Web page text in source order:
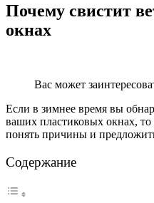
Почему свистит
окнах
Вас может
Если в зимнее время вы
ваших пластиковых окнах,
понять причины и
Содержание